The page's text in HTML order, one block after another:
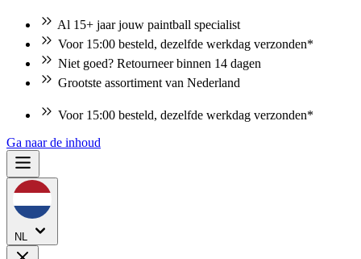
Al 15+ jaar jouw paintball specialist
Voor 15:00 besteld, dezelfde werkdag verzonden*
Niet goed? Retourneer binnen 14 dagen
Grootste assortiment van Nederland
Voor 15:00 besteld, dezelfde werkdag verzonden*
Ga naar de inhoud
NL